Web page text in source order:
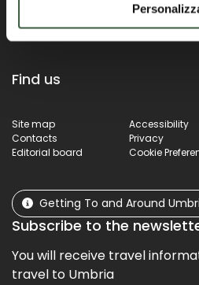
Find us
Site map Accessibility
Contacts
Privacy
Editorial board
Cookie
Getting To and Around
Subscribe to the
You will receive travel
travel to Umbria